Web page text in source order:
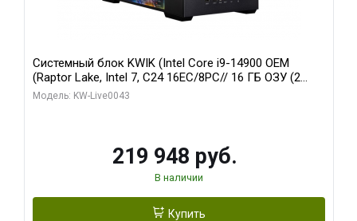
Системный блок KWIK (Intel Core i9-14900 OEM
(Raptor Lake, Intel 7, C24 16EC/8PC// 16 ГБ ОЗУ (2
модуля)/ Palit RTX5070Ti GAMINGPRO-S OC 16GB
Модель: KW-Live0043
219 948 руб.
В наличии
Купить